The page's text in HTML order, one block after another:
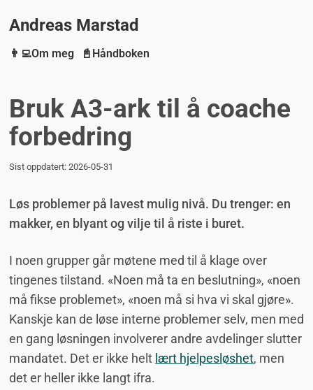
Andreas Marstad
👨‍💻Om meg 📓Håndboken
Bruk A3-ark til å coache
forbedring
Sist oppdatert: 2026-05-31
Løs problemer på lavest mulig nivå. Du trenger: en
makker, en blyant og vilje til å riste i buret.
I noen grupper går møtene med til å klage over
tingenes tilstand. «Noen må ta en beslutning», «noen
må fikse problemet», «noen må si hva vi skal gjøre».
Kanskje kan de løse interne problemer selv, men med
en gang løsningen involverer andre avdelinger slutter
mandatet. Det er ikke helt lært hjelpesløshet, men
det er heller ikke langt ifra.